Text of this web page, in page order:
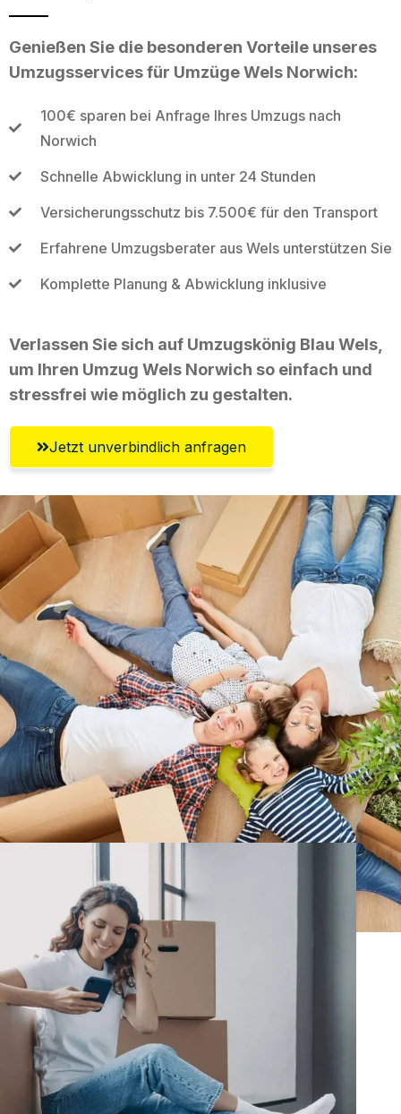
Genießen Sie die besonderen Vorteile unseres
Umzugsservices für Umzüge Wels Norwich:
100€ sparen bei Anfrage Ihres Umzugs nach
Norwich
Schnelle Abwicklung in unter 24 Stunden
Versicherungsschutz bis 7.500€ für den Transport
Erfahrene Umzugsberater aus Wels unterstützen Sie
Komplette Planung & Abwicklung inklusive
Verlassen Sie sich auf Umzugskönig Blau Wels,
um Ihren Umzug Wels Norwich so einfach und
stressfrei wie möglich zu gestalten.
Jetzt unverbindlich anfragen